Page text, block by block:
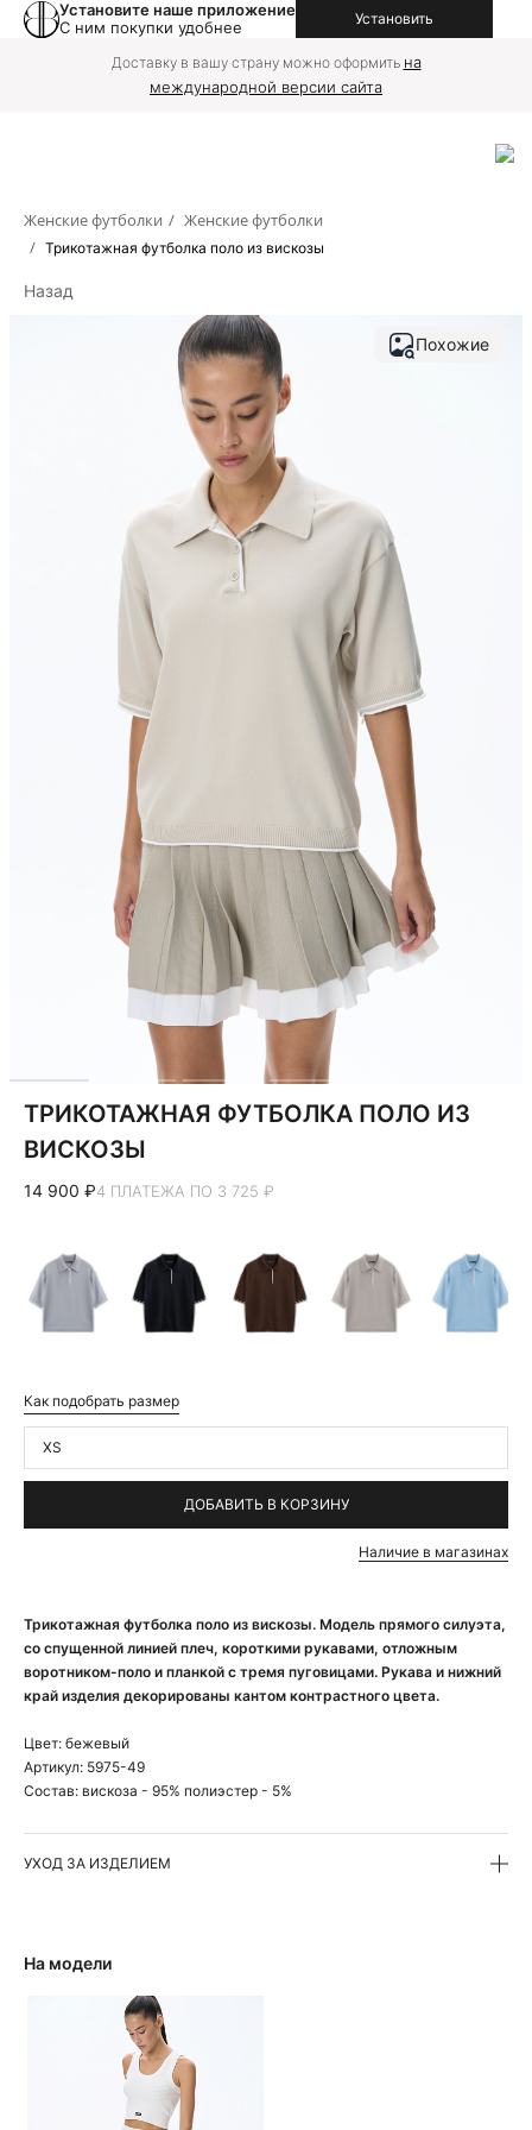
Установите наше приложение
С ним покупки удобнее
Установить
Доставку в вашу страну можно оформить на
международной версии сайта
Женские футболки / Женские футболки
/ Трикотажная футболка поло из вискозы
Назад
Трикотажная футболка поло из вискозы. Модель прямого силуэта,
со спущенной линией плеч, короткими рукавами, отложным
воротником-поло и планкой с тремя пуговицами. Рукава и нижний
край изделия декорированы кантом контрастного цвета.
Цвет: бежевый
Артикул: 5975-49
Состав: вискоза - 95% полиэстер - 5%
УХОД ЗА ИЗДЕЛИЕМ
Похожие
ТРИКОТАЖНАЯ ФУТБОЛКА ПОЛО ИЗ
ВИСКОЗЫ
14 900 ₽4 ПЛАТЕЖА ПО 3 725 ₽
Как подобрать размер
XS
ДОБАВИТЬ В КОРЗИНУ
Наличие в магазинах
На модели